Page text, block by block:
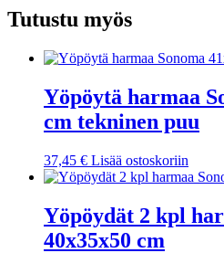
Tutustu myös
Yöpöytä harmaa
cm tekninen puu
37,45 € Lisää ostoskoriin
Yöpöydät 2 kpl
40x35x50 cm